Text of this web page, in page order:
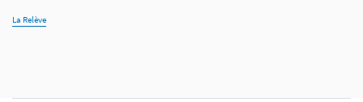
La Relève